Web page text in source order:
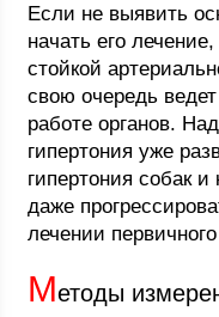
Если не выявить
начать его
стойкой
свою очередь
работе органов.
гипертония уже
гипертония собак
даже
лечении
Методы